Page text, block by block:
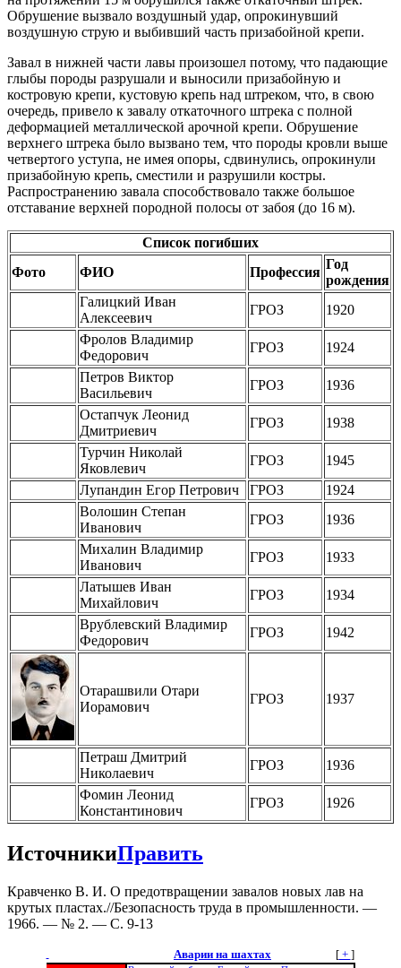
Обрушение вызвало воздушный удар, опрокинувший
воздушную струю и выбивший часть призабойной крепи.
Завал в нижней части лавы произошел потому, что падающие
глыбы породы разрушали и выносили призабойную и
костровую крепи, кустовую крепь над штреком, что, в свою
очередь, привело к завалу откаточного штрека с полной
деформацией металлической арочной крепи. Обрушение
верхнего штрека было вызвано тем, что породы кровли выше
четвертого уступа, не имея опоры, сдвинулись, опрокинули
призабойную крепь, сместили и разрушили костры.
Распространению завала способствовало также большое
отставание верхней породной полосы от забоя (до 16 м).
Список погибших
Фото
ФИО Профессия
Год
рождения
Галицкий Иван
Алексеевич
ГРОЗ
1920
Фролов Владимир
Федорович
ГРОЗ
1924
Петров Виктор
Васильевич
ГРОЗ
1936
Остапчук Леонид
Дмитриевич
ГРОЗ
1938
Турчин Николай
Яковлевич
ГРОЗ
1945
Лупандин Егор Петрович
ГРОЗ
1924
Волошин Степан
Иванович
ГРОЗ
1936
Михалин Владимир
Иванович
ГРОЗ
1933
Латышев Иван
Михайлович
ГРОЗ
1934
Врублевский Владимир
Федорович
ГРОЗ 1942
Отарашвили Отари
Иорамович
ГРОЗ 1937
Петраш Дмитрий
Николаевич
ГРОЗ
1936
Фомин Леонид
Константинович
ГРОЗ 1926
ИсточникиПравить
Кравченко В. И. О предотвращении завалов новых лав на
крутых пластах.//Безопасность труда в промышленности. —
1966. — № 2. — С. 9-13
[+ ]
Аварии на шахтах